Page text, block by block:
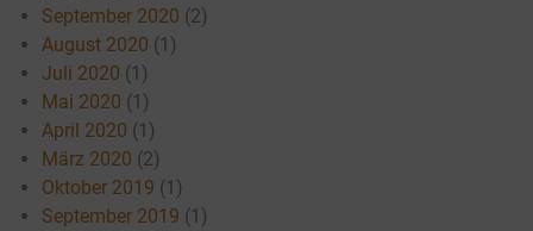
September 2020 (2)
August 2020 (1)
Juli 2020 (1)
Mai 2020 (1)
April 2020 (1)
März 2020 (2)
Oktober 2019 (1)
September 2019 (1)